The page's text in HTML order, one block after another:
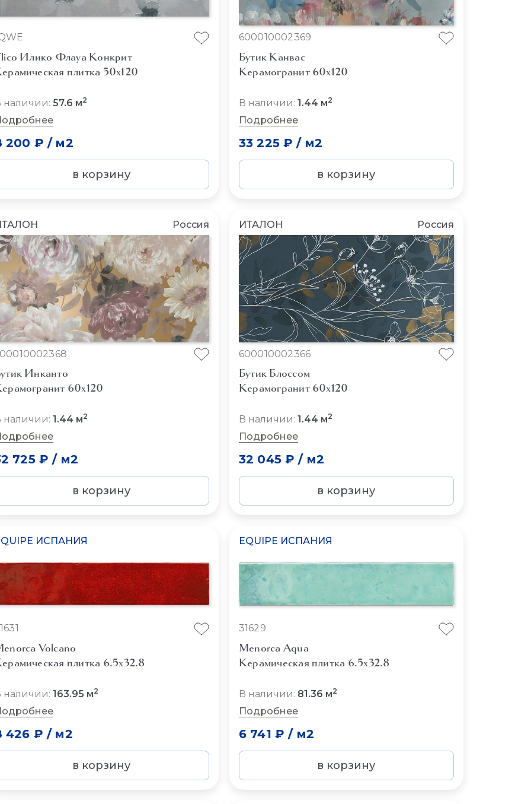
Илико Флауа Конкрит
плитка 50x120
наличии: 57.6 м2
200 ₽ / м2
в корзину
600010002369
Бутик Канвас
Керамогранит 60x120
В наличии: 1.44 м2
Подробнее
33 225 ₽ / м2
в корзину
Россия
Инканто
60x120
наличии: 1.44 м2
725 ₽ / м2
в корзину
ИТАЛОН Россия
600010002366
Бутик Блоссом
Керамогранит 60x120
В наличии: 1.44 м2
Подробнее
32 045 ₽ / м2
в корзину
ИСПАНИЯ
Volcano
плитка 6.5x32.8
наличии: 163.95 м2
426 ₽ / м2
в корзину
EQUIPE ИСПАНИЯ
31629
Menorca Aqua
Керамическая плитка 6.5x32.8
В наличии: 81.36 м2
Подробнее
6 741 ₽ / м2
в корзину